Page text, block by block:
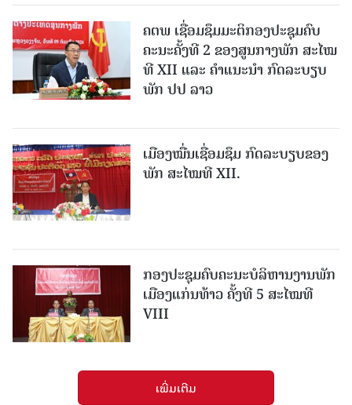
ຄຕພ ເຊື່ອມຊຶມມະຕິກອງປະຊຸມຄົບ
ຄະນະຄັ້ງທີ 2 ຂອງສູນກາງພັກ ສະໄໝ
ທີ XII ແລະ ຄໍາແນະນໍາ ກົດລະບຽບ
ພັກ ປປ ລາວ
ເມືອງ​ໝື່ນເຊື່ອມຊຶມ ກົດລະບຽບຂອງ
ພັກ ສະໄໝທີ XII.
ກອງປະຊຸມຄົບຄະນະບໍລິຫານງານພັກ
ເມືອງແກ່ນ​ທ້າວ ຄັ້ງທີ 5 ສະໄໝທີ
VIII
ເພີ່ມເຕີມ